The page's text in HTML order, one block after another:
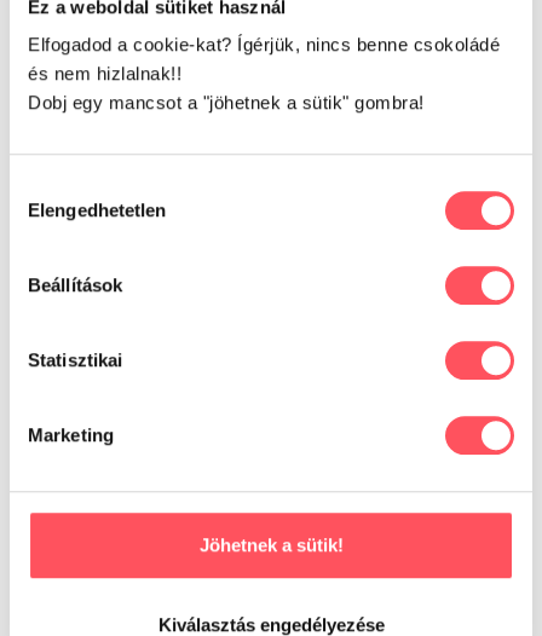
Ez a weboldal sütiket használ
Elfogadod a cookie-kat? Ígérjük, nincs benne csokoládé
és nem hizlalnak!!
Dobj egy mancsot a "jöhetnek a sütik" gombra!
kiválasztása
Elengedhetetlen
Beállítások
Statisztikai
Marketing
Jöhetnek a sütik!
Kiválasztás engedélyezése
anyagok
Pulykával:hús és állati származékok (22%, ebből 4% pulyka),
növényi fehérje kivonatok, különféle cukrok, ásványi anyagok
Analitikai összetevők:Fehérje 12,5%, zsír 2,5%, szervetlen
Vélemények